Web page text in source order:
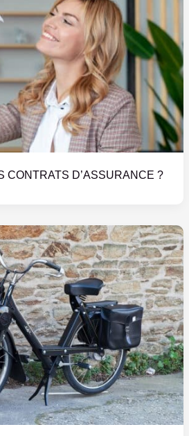
CONTRATS D’ASSURANCE ?